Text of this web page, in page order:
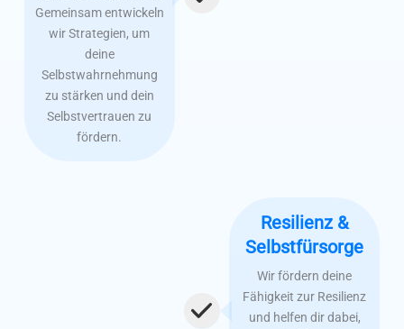
Gemeinsam entwickeln
wir Strategien, um
deine
Selbstwahrnehmung
zu stärken und dein
Selbstvertrauen zu
fördern.
Resilienz &
Selbstfürsorge
Wir fördern deine
Fähigkeit zur Resilienz
und helfen dir dabei,